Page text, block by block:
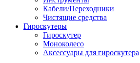
Кабели/Переходники
Чистящие средства
Гироскутеры
Гироскутер
Моноколесо
Аксессуары для гироскутера